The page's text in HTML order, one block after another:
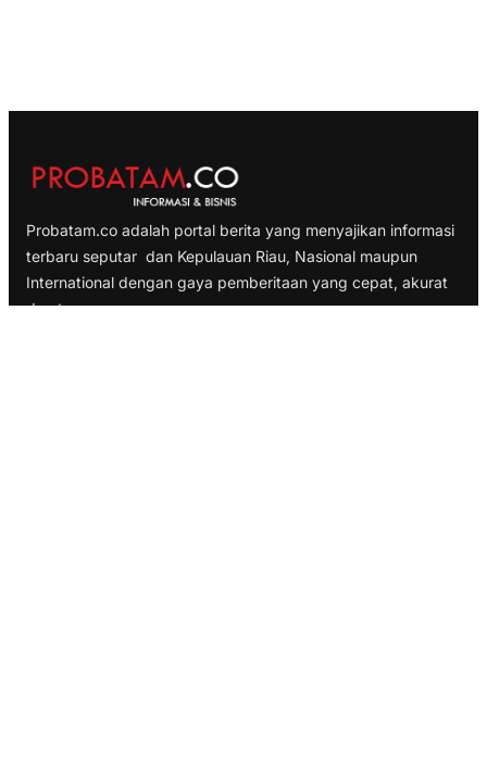
Probatam.co adalah portal berita yang menyajikan informasi
terbaru seputar dan Kepulauan Riau, Nasional maupun
International dengan gaya pemberitaan yang cepat, akurat
dan terpercaya